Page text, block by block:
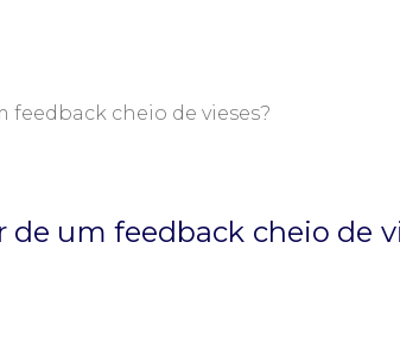
de um feedback cheio de